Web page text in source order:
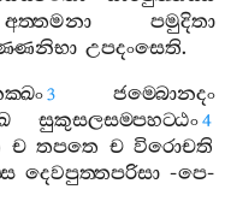
අත‍්තමනා
පමුදිතා
උපදංසෙති.
3
ජම‍්බොනදං
සුකුසලසම‍්පහට‍්ඨං4
ච තපතෙ ච විරොචති
දෙවපුත‍්තපරිසා -පෙ-